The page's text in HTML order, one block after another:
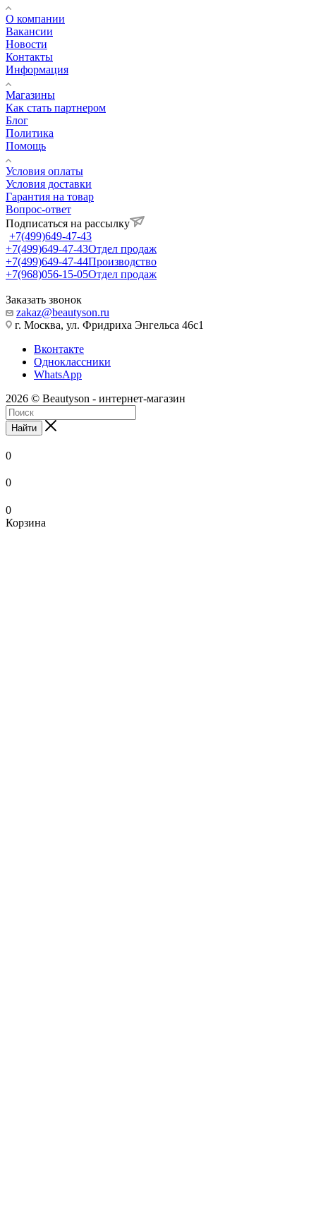
О компании
Вакансии
Новости
Контакты
Информация
Магазины
Как стать партнером
Блог
Политика
Помощь
Условия оплаты
Условия доставки
Гарантия на товар
Вопрос-ответ
Подписаться на рассылку
+7(499)649-47-43
+7(499)649-47-43Отдел продаж
+7(499)649-47-44Производство
+7(968)056-15-05Отдел продаж
Заказать звонок
zakaz@beautyson.ru
г. Москва, ул. Фридриха Энгельса 46с1
Вконтакте
Одноклассники
WhatsApp
2026 © Beautyson - интернет-магазин
Найти
0
0
0
Корзина